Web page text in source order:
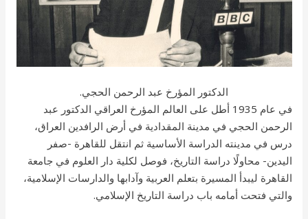
الدكتور المؤرخ عبد الرحمن الحجي.
في عام 1935 أطل على العالم المؤرخ العراقي الدكتور عبد
الرحمن الحجي في مدينة المقدادية في أرض الرافدين العراق،
درس في مدينته الدراسة الأساسية ثم انتقل للقاهرة -صفر
اليدين- محاولًا دراسة التاريخ، فوصل لكلية دار العلوم في جامعة
القاهرة ليبدأ المسيرة بتعلم العربية وآدابها والدارسات الإسلامية،
والتي فتحت أمامه باب دراسة التاريخ الإسلامي.